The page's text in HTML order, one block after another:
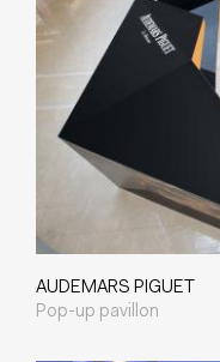
AUDEMARS PIGUET
Pop-up pavillon